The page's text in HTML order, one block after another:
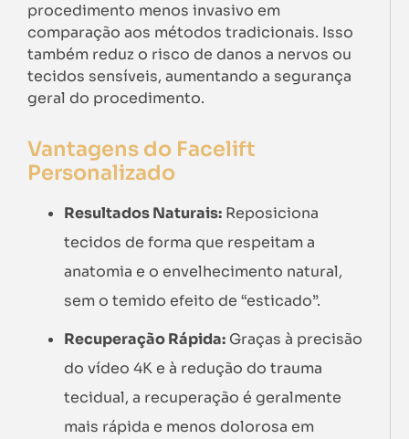
procedimento menos invasivo em
comparação aos métodos tradicionais. Isso
também reduz o risco de danos a nervos ou
tecidos sensíveis, aumentando a segurança
geral do procedimento.
Vantagens do Facelift
Personalizado
Resultados Naturais: Reposiciona
tecidos de forma que respeitam a
anatomia e o envelhecimento natural,
sem o temido efeito de “esticado”.
Recuperação Rápida: Graças à precisão
do vídeo 4K e à redução do trauma
tecidual, a recuperação é geralmente
mais rápida e menos dolorosa em